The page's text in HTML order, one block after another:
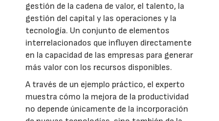
gestión de la cadena de valor, el talento, la
gestión del capital y las operaciones y la
tecnología. Un conjunto de elementos
interrelacionados que influyen directamente
en la capacidad de las empresas para generar
más valor con los recursos disponibles.
A través de un ejemplo práctico, el experto
muestra cómo la mejora de la productividad
no depende únicamente de la incorporación